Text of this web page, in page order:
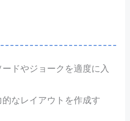
ドやジョークを適度に入
なレイアウトを作成す